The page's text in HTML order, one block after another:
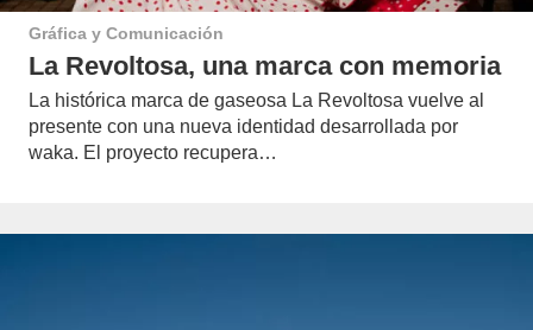
Gráfica y Comunicación
La Revoltosa, una marca con memoria
La histórica marca de gaseosa La Revoltosa vuelve al
presente con una nueva identidad desarrollada por
waka. El proyecto recupera…